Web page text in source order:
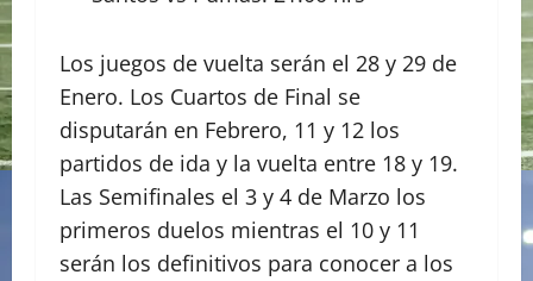
Los juegos de vuelta serán el 28 y 29 de
Enero. Los Cuartos de Final se
disputarán en Febrero, 11 y 12 los
partidos de ida y la vuelta entre 18 y 19.
Las Semifinales el 3 y 4 de Marzo los
primeros duelos mientras el 10 y 11
serán los definitivos para conocer a los